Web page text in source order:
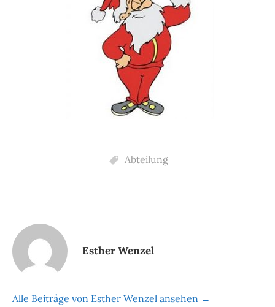
Abteilung
Esther Wenzel
Alle Beiträge von Esther Wenzel ansehen →